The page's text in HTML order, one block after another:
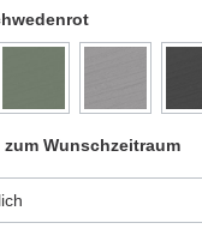
Wunschzeitraum